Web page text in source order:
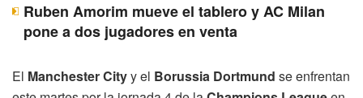
Ruben Amorim mueve el tablero y AC Milan
pone a dos jugadores en venta
El Manchester Cityy el Borussia Dortmund se enfrentan